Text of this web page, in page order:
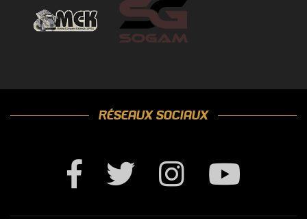
RÉSEAUX SOCIAUX